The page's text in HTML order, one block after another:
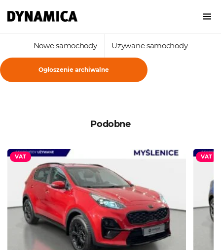
Nowe samochody Używane samochody
Ogłoszenie archiwalne
Podobne
VAT VAT